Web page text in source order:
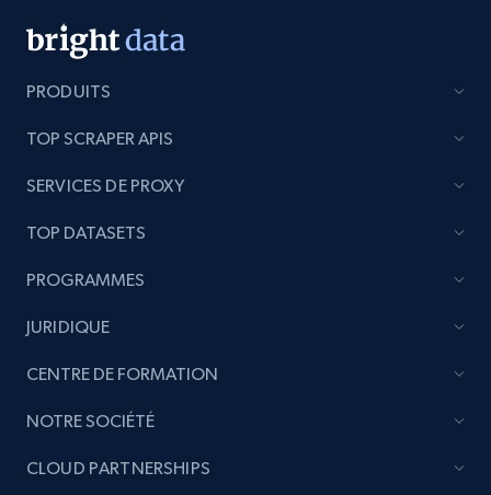
PRODUITS
TOP SCRAPER APIS
SERVICES DE PROXY
TOP DATASETS
PROGRAMMES
JURIDIQUE
CENTRE DE FORMATION
NOTRE SOCIÉTÉ
CLOUD PARTNERSHIPS